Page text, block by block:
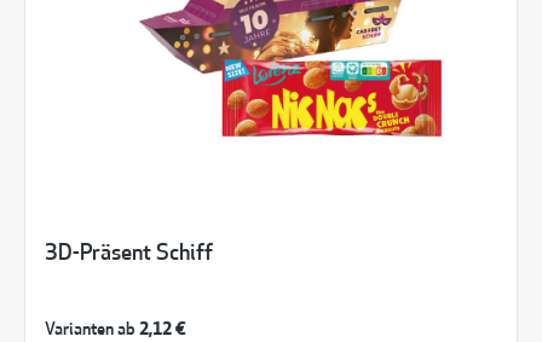
3D-Präsent Schiff
Varianten ab 2,12 €